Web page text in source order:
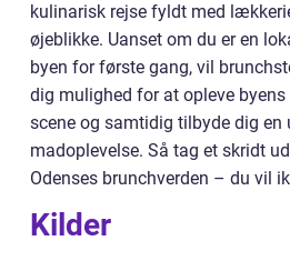
kulinarisk rejse fyldt med
øjeblikke. Uanset om du er en
byen for første gang, vil
dig mulighed for at opleve
scene og samtidig tilbyde dig en
madoplevelse. Så tag et skridt
Odenses brunchverden – du vil
Kilder